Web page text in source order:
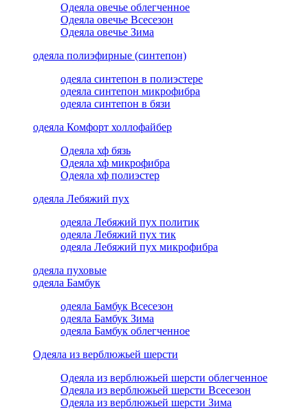
Одеяла овечье облегченное
Одеяла овечье Всесезон
Одеяла овечье Зима
одеяла полиэфирные (синтепон)
одеяла синтепон в полиэстере
одеяла синтепон микрофибра
одеяла синтепон в бязи
одеяла Комфорт холлофайбер
Одеяла хф бязь
Одеяла хф микрофибра
Одеяла хф полиэстер
одеяла Лебяжий пух
одеяла Лебяжий пух политик
одеяла Лебяжий пух тик
одеяла Лебяжий пух микрофибра
одеяла пуховые
одеяла Бамбук
одеяла Бамбук Всесезон
одеяла Бамбук Зима
одеяла Бамбук облегченное
Одеяла из верблюжьей шерсти
Одеяла из верблюжьей шерсти облегченное
Одеяла из верблюжьей шерсти Всесезон
Одеяла из верблюжьей шерсти Зима